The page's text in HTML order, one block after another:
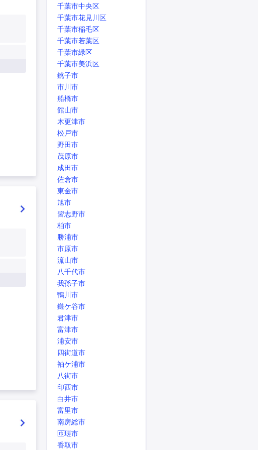
千葉市中央区
千葉市花見川区
千葉市稲毛区
千葉市若葉区
千葉市緑区
千葉市美浜区
銚子市
市川市
船橋市
館山市
木更津市
松戸市
野田市
茂原市
成田市
佐倉市
東金市
旭市
習志野市
柏市
勝浦市
市原市
流山市
八千代市
我孫子市
鴨川市
鎌ケ谷市
君津市
富津市
浦安市
四街道市
袖ケ浦市
八街市
印西市
白井市
富里市
南房総市
匝瑳市
香取市